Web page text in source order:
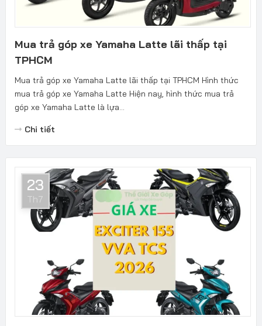
Mua trả góp xe Yamaha Latte lãi thấp tại
TPHCM
Mua trả góp xe Yamaha Latte lãi thấp tại TPHCM Hình thức
mua trả góp xe Yamaha Latte Hiện nay, hình thức mua trả
góp xe Yamaha Latte là lựa...
Chi tiết
23
Th7